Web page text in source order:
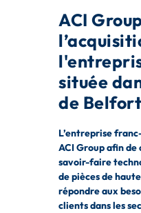
ACI
située
de Belfort
L’entreprise
ACI Group afin
savoir-faire
de piècesde
répondre aux
clientsdans les